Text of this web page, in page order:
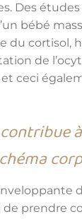
Des
bébé
du cortisol,
de
ceci
prendre